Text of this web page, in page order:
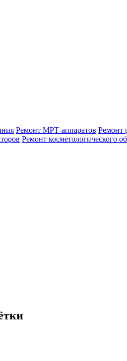
Ремонт МРТ-аппаратов Ремонт
Ремонт косметологического